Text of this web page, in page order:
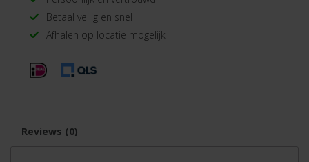
Betaal veilig en snel
Afhalen op locatie mogelijk
Reviews (0)